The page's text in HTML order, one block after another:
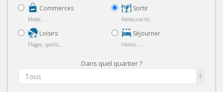
Commerces
Mode, ...
Loisirs
Plages, sports, ...
Sortir
Restaurants, ...
Séjourner
Hôtels, ...
Dans quel quartier ?
Tous